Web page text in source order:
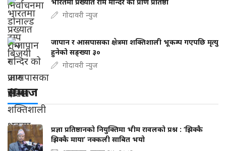
गोदावरी न्युज
जापान र आसपासका क्षेत्रमा शक्तिशाली भूकम्प गएपछि मृत्यु
हुनेको सङ्ख्या ३०
गोदावरी न्युज
समाज
प्रज्ञा प्रतिष्ठानको नियुक्तिमा भीम रावलको प्रश्न : ‘झिक्कै
झिक्कै माया’ नक्कली साबित भयो